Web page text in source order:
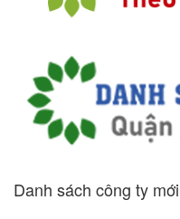
Danh sách công ty